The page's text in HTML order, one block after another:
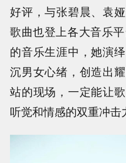
好评，与张碧晨、袁
歌曲也登上各大音乐
的音乐生涯中，她演
沉男女心绪，创造出
站的现场，一定能让
听觉和情感的双重冲击